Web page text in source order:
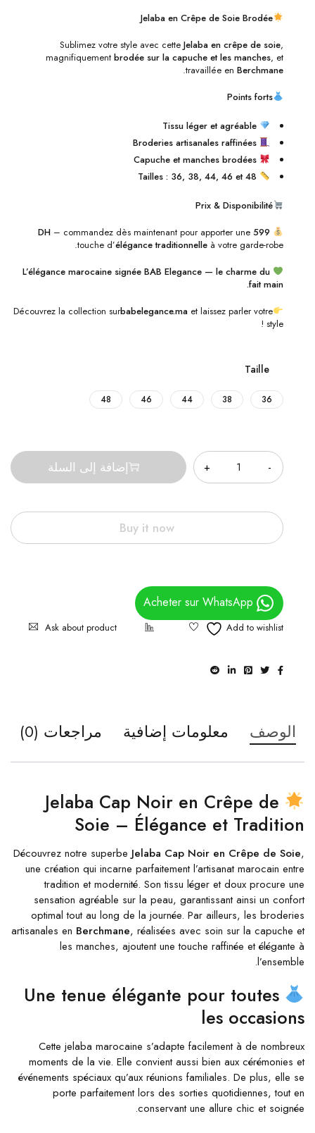
Jelaba en Crêpe de Soie Brodée
Sublimez votre style avec cette Jelaba en crêpe de soie,
magnifiquement brodée sur la capuche et les manches, et
travaillée en Berchmane
.
Points forts
Tissu léger et agréable
Broderies artisanales raffinées
Capuche et manches brodées
Tailles : 36, 38, 44, 46 et 48
Prix & Disponibilité
599 DH
– commandez dès maintenant pour apporter une
touche d’élégance traditionnelle à votre garde-robe.
L’élégance marocaine signée BAB Elegance — le charme du
fait main.
Découvrez la collection surbabelegance.ma et laissez parler votre
style !
Taille
36
38
44
46
48
إضافة إلى السلة
Buy it now
Ask about product
الوصف معلومات إضافية مراجعات (0)
Jelaba Cap Noir en Crêpe de
Soie – Élégance et Tradition
Découvrez notre superbe Jelaba Cap Noir en Crêpe de Soie,
une création qui incarne parfaitement l’artisanat marocain entre
tradition et modernité. Son tissu léger et doux procure une
sensation agréable sur la peau, garantissant ainsi un confort
optimal tout au long de la journée. Par ailleurs, les broderies
artisanales en Berchmane, réalisées avec soin sur la capuche et
les manches, ajoutent une touche raffinée et élégante à
l’ensemble.
Une tenue élégante pour toutes
les occasions
Cette jelaba marocaine s’adapte facilement à de nombreux
moments de la vie. Elle convient aussi bien aux cérémonies et
événements spéciaux qu’aux réunions familiales. De plus, elle se
porte parfaitement lors des sorties quotidiennes, tout en
conservant une allure chic et soignée.